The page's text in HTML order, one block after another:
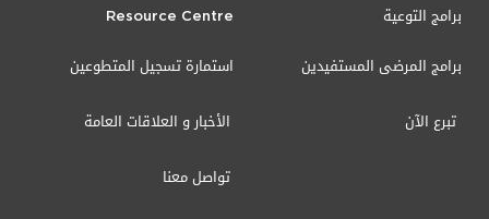
برامج التوعية
برامج المرضى المستفيدين
Resource Centre
استمارة تسجيل المتطوعين
الأخبار و العلاقات العامة تبرع الآن
تواصل معنا